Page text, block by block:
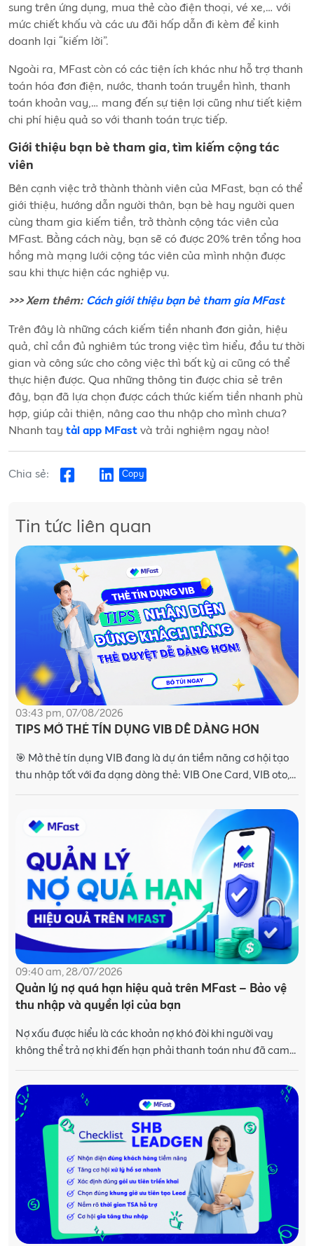
sung trên ứng dụng, mua thẻ cào điện thoại, vé xe,… với
mức chiết khấu và các ưu đãi hấp dẫn đi kèm để kinh
doanh lại “kiếm lời”.
Ngoài ra, MFast còn có các tiện ích khác như hỗ trợ thanh
toán hóa đơn điện, nước, thanh toán truyền hình, thanh
toán khoản vay,… mang đến sự tiện lợi cũng như tiết kiệm
chi phí hiệu quả so với thanh toán trực tiếp.
Giới thiệu bạn bè tham gia, tìm kiếm cộng tác
viên
Bên cạnh việc trở thành thành viên của MFast, bạn có thể
giới thiệu, hướng dẫn người thân, bạn bè hay người quen
cùng tham gia kiếm tiền, trở thành cộng tác viên của
MFast. Bằng cách này, bạn sẽ có được 20% trên tổng hoa
hồng mà mạng lưới cộng tác viên của mình nhận được
sau khi thực hiện các nghiệp vụ.
>>> Xem thêm: Cách giới thiệu bạn bè tham gia MFast
Trên đây là những cách kiếm tiền nhanh đơn giản, hiệu
quả, chỉ cần đủ nghiêm túc trong việc tìm hiểu, đầu tư thời
gian và công sức cho công việc thì bất kỳ ai cũng có thể
thực hiện được. Qua những thông tin được chia sẻ trên
đây, bạn đã lựa chọn được cách thức kiếm tiền nhanh phù
hợp, giúp cải thiện, nâng cao thu nhập cho mình chưa?
Nhanh tay tải app MFast và trải nghiệm ngay nào!
Chia sẻ: Copy
Tin tức liên quan
03:43 pm, 07/08/2026
TIPS MỞ THẺ TÍN DỤNG VIB DỄ DÀNG HƠN
🎯 Mở thẻ tín dụng VIB đang là dự án tiềm năng cơ hội tạo
thu nhập tốt với đa dạng dòng thẻ: VIB One Card, VIB oto,
09:40 am, 28/07/2026
Quản lý nợ quá hạn hiệu quả trên MFast – Bảo vệ
thu nhập và quyền lợi của bạn
Nợ xấu được hiểu là các khoản nợ khó đòi khi người vay
không thể trả nợ khi đến hạn phải thanh toán như đã cam
kết trong hợp đồng tín dụng. Vậy nợ